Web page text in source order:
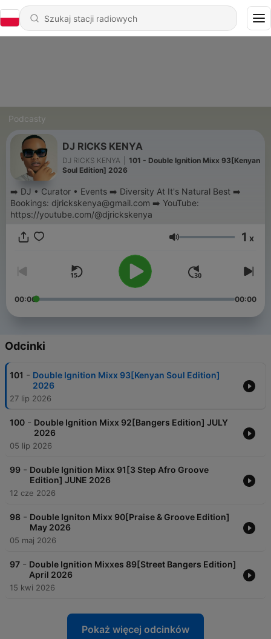
Podcasty
DJ RICKS KENYA
DJ RICKS KENYA
101 - Double Ignition Mixx 93[Kenyan
Soul Edition] 2026
➡️ DJ • Curator • Events ➡️ Diversity At It's Natural Best ➡️
Bookings: djrickskenya@gmail.com ➡️ YouTube:
https://youtube.com/@djrickskenya
Głośność 1 x
00:00 00:00
Odcinki
101 - Double Ignition Mixx 93[Kenyan Soul Edition]
2026
27 lip 2026
100 - Double Ignition Mixx 92[Bangers Edition] JULY
2026
05 lip 2026
99 - Double Ignition Mixx 91[3 Step Afro Groove
Edition] JUNE 2026
12 cze 2026
98 - Double Igniton Mixx 90[Praise & Groove Edition]
May 2026
05 maj 2026
97 - Double Ignition Mixxes 89[Street Bangers Edition]
April 2026
15 kwi 2026
Pokaż więcej odcinków